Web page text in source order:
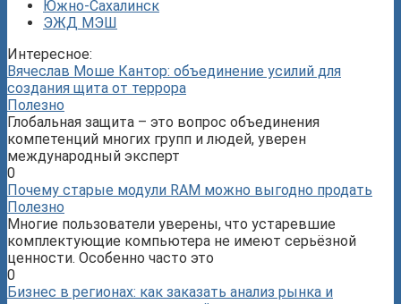
Южно-Сахалинск
ЭЖД МЭШ
Интересное:
Вячеслав Моше Кантор: объединение усилий для
создания щита от террора
Полезно
Глобальная защита – это вопрос объединения
компетенций многих групп и людей, уверен
международный эксперт
0
Почему старые модули RAM можно выгодно продать
Полезно
Многие пользователи уверены, что устаревшие
комплектующие компьютера не имеют серьёзной
ценности. Особенно часто это
0
Бизнес в регионах: как заказать анализ рынка и